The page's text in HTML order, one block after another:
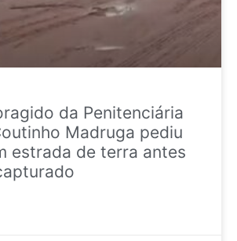
da Penitenciária
Madruga pediu
estrada de terra antes